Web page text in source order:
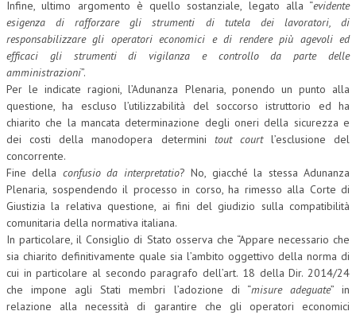
Infine, ultimo argomento è quello sostanziale, legato alla “evidente
esigenza di rafforzare gli strumenti di tutela dei lavoratori, di
responsabilizzare gli operatori economici e di rendere più agevoli ed
efficaci gli strumenti di vigilanza e controllo da parte delle
amministrazioni”.
Per le indicate ragioni, l’Adunanza Plenaria, ponendo un punto alla
questione, ha escluso l’utilizzabilità del soccorso istruttorio ed ha
chiarito che la mancata determinazione degli oneri della sicurezza e
dei costi della manodopera determini tout courtl’esclusione del
concorrente.
Fine della confusio da interpretatio? No, giacché la stessa Adunanza
Plenaria, sospendendo il processo in corso, ha rimesso alla Corte di
Giustizia la relativa questione, ai fini del giudizio sulla compatibilità
comunitaria della normativa italiana.
In particolare, il Consiglio di Stato osserva che “Appare necessario che
sia chiarito definitivamente quale sia l’ambito oggettivo della norma di
cui in particolare al secondo paragrafo dell’art. 18 della Dir. 2014/24
che impone agli Stati membri l’adozione di “misure adeguate” in
relazione alla necessità di garantire che gli operatori economici